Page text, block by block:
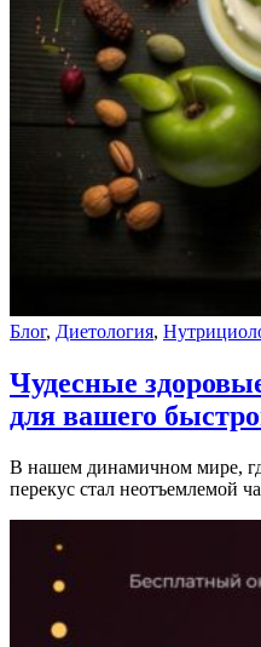
Блог, Диетология,
Чудесные
для вашего
В нашем динамичном мире,
перекус стал неотъемлемой